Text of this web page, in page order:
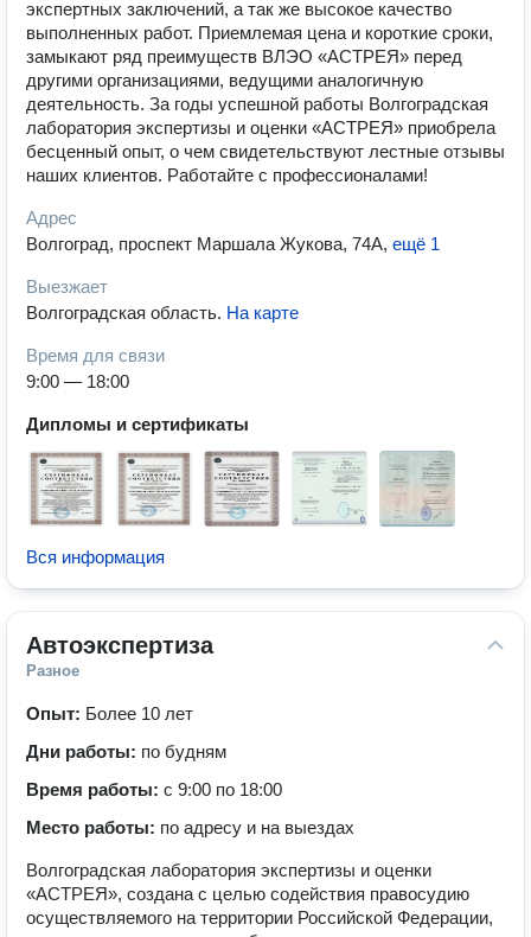
экспертных заключений, а так же высокое качество
выполненных работ. Приемлемая цена и короткие сроки,
замыкают ряд преимуществ ВЛЭО «АСТРЕЯ» перед
другими организациями, ведущими аналогичную
деятельность. За годы успешной работы Волгоградская
лаборатория экспертизы и оценки «АСТРЕЯ» приобрела
бесценный опыт, о чем свидетельствуют лестные отзывы
наших клиентов. Работайте с профессионалами!
Адрес
Волгоград, проспект Маршала Жукова, 74А, ещё 1
Выезжает
Волгоградская область. На карте
Время для связи
9:00 — 18:00
Дипломы и сертификаты
Вся информация
Автоэкспертиза
Разное
Опыт: Более 10 лет
Дни работы: по будням
Время работы: с 9:00 по 18:00
Место работы: по адресу и на выездах
Волгоградская лаборатория экспертизы и оценки
«АСТРЕЯ», создана с целью содействия правосудию
осуществляемого на территории Российской Федерации,